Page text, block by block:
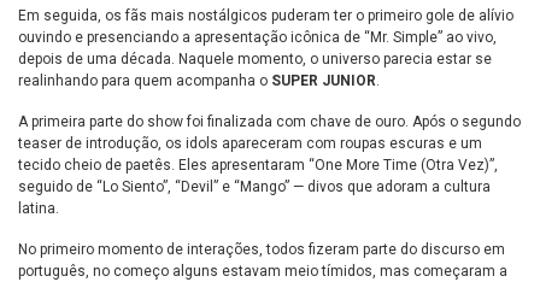
Em seguida, os fãs mais nostálgicos puderam ter o primeiro gole de alívio
ouvindo e presenciando a apresentação icônica de “Mr. Simple” ao vivo,
depois de uma década. Naquele momento, o universo parecia estar se
realinhando para quem acompanha o SUPER JUNIOR.
A primeira parte do show foi finalizada com chave de ouro. Após o segundo
teaser de introdução, os idols apareceram com roupas escuras e um
tecido cheio de paetês. Eles apresentaram “One More Time (Otra Vez)”,
seguido de “Lo Siento”, “Devil” e “Mango” — divos que adoram a cultura
latina.
No primeiro momento de interações, todos fizeram parte do discurso em
português, no começo alguns estavam meio tímidos, mas começaram a